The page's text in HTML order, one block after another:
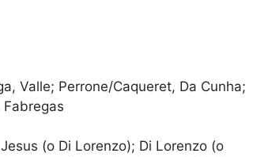
Valle; Perrone/Caqueret, Da Cunha;
(o Di Lorenzo); Di Lorenzo (o